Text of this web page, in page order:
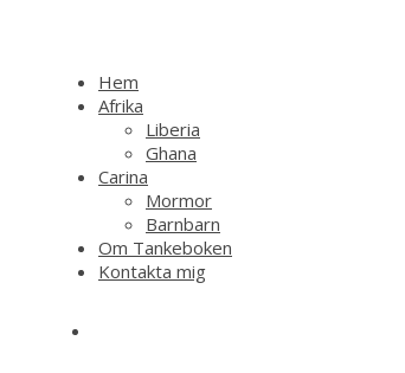
Hem
Afrika
Liberia
Ghana
Carina
Mormor
Barnbarn
Om Tankeboken
Kontakta mig